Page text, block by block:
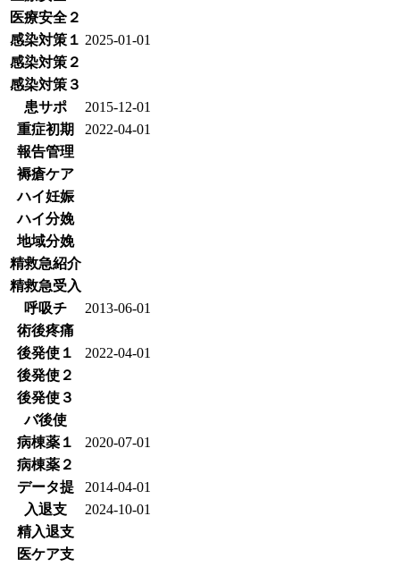
医療安全２
感染対策１ 2025-01-01
感染対策２
感染対策３
患サポ
2015-12-01
重症初期
2022-04-01
報告管理
褥瘡ケア
ハイ妊娠
ハイ分娩
地域分娩
精救急紹介
精救急受入
呼吸チ
2013-06-01
術後疼痛
後発使１
2022-04-01
後発使２
後発使３
バ後使
病棟薬１
2020-07-01
病棟薬２
データ提
2014-04-01
入退支
2024-10-01
精入退支
医ケア支